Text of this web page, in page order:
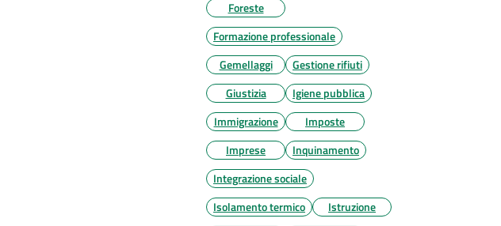
Foreste
Formazione professionale
Gemellaggi
Gestione rifiuti
Giustizia
Igiene pubblica
Immigrazione
Imposte
Imprese
Inquinamento
Integrazione sociale
Isolamento termico
Istruzione